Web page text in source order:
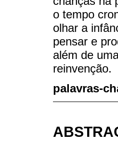
o tempo
olhar a
pensar e
além de
reinvenção.
palavras-